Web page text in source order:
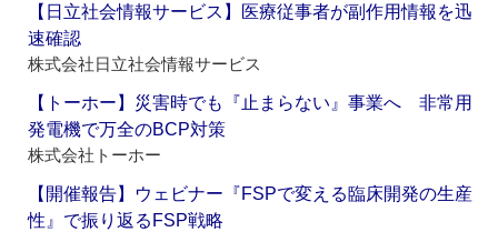
【日立社会情報サービス】医療従事者が副作用情報を迅
速確認
株式会社日立社会情報サービス
【トーホー】災害時でも『止まらない』事業へ 非常用
発電機で万全のBCP対策
株式会社トーホー
【開催報告】ウェビナー『FSPで変える臨床開発の生産
性』で振り返るFSP戦略